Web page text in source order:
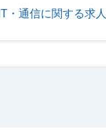
IT・通信に関する求